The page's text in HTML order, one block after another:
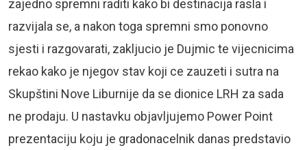
zajedno spremni raditi kako bi destinacija rasla i
razvijala se, a nakon toga spremni smo ponovno
sjesti i razgovarati, zakljucio je Dujmic te vijecnicima
rekao kako je njegov stav koji ce zauzeti i sutra na
Skupštini Nove Liburnije da se dionice LRH za sada
ne prodaju. U nastavku objavljujemo Power Point
prezentaciju koju je gradonacelnik danas predstavio